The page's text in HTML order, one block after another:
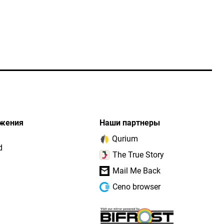
Наши партнеры
Qurium
The True Story
Mail Me Back
Ceno browser